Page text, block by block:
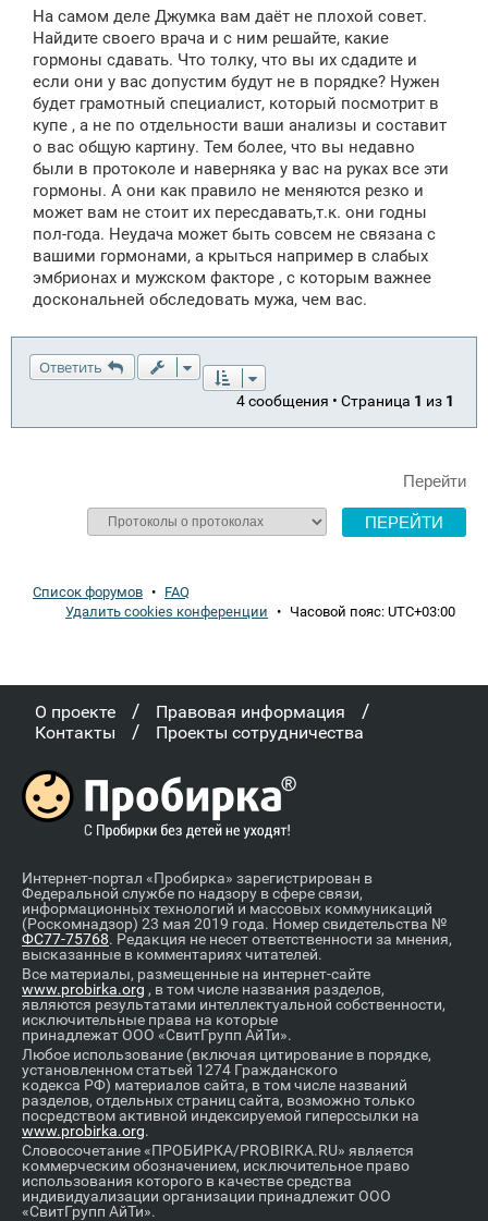
б
щ
н
и
На самом деле Джумка вам даёт не плохой совет.
Найдите своего врача и с ним решайте, какие
гормоны сдавать. Что толку, что вы их сдадите и
если они у вас допустим будут не в порядке? Нужен
будет грамотный специалист, который посмотрит в
купе , а не по отдельности ваши анализы и составит
о вас общую картину. Тем более, что вы недавно
были в протоколе и наверняка у вас на руках все эти
гормоны. А они как правило не меняются резко и
может вам не стоит их пересдавать,т.к. они годны
пол-года. Неудача может быть совсем не связана с
вашими гормонами, а крыться например в слабых
эмбрионах и мужском факторе , с которым важнее
доскональней обследовать мужа, чем вас.
Ответить
4 сообщения • Страница 1 из 1
Перейти
Список форумов • FAQ
Удалить cookies конференции • Часовой пояс: UTC+03:00
О проекте / Правовая информация /
Контакты / Проекты сотрудничества
Интернет-портал «Пробирка» зарегистрирован в
Федеральной службе по надзору в сфере связи,
информационных технологий и массовых коммуникаций
(Роскомнадзор) 23 мая 2019 года. Номер свидетельства №
ФС77-75768. Редакция не несет ответственности за мнения,
высказанные в комментариях читателей.
Все материалы, размещенные на интернет-сайте
www.probirka.org , в том числе названия разделов,
являются результатами интеллектуальной собственности,
исключительные права на которые
принадлежат ООО «СвитГрупп АйТи».
Любое использование (включая цитирование в порядке,
установленном статьей 1274 Гражданского
кодекса РФ) материалов сайта, в том числе названий
разделов, отдельных страниц сайта, возможно только
посредством активной индексируемой гиперссылки на
www.probirka.org.
Словосочетание «ПРОБИРКА/PROBIRKA.RU» является
коммерческим обозначением, исключительное право
использования которого в качестве средства
индивидуализации организации принадлежит ООО
«СвитГрупп АйТи».